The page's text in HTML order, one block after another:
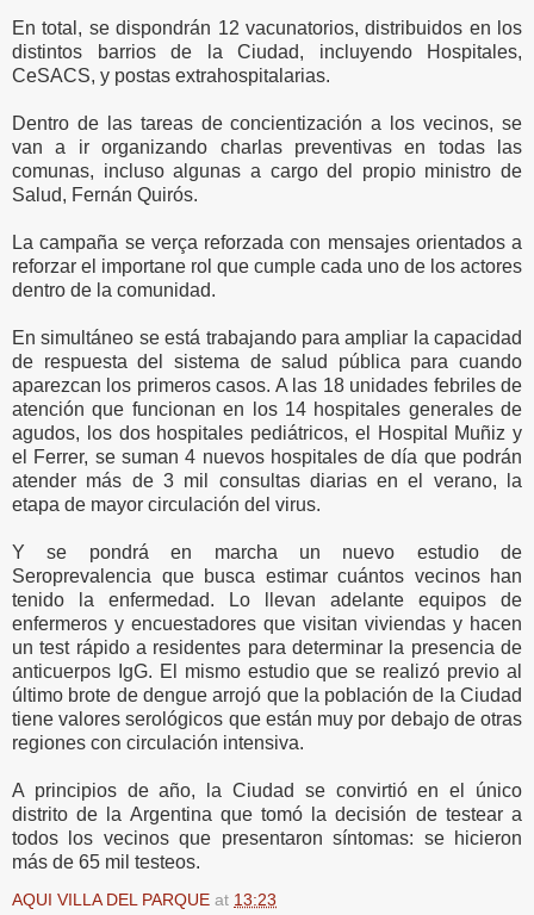
En total, se dispondrán 12 vacunatorios, distribuidos en los
distintos barrios de la Ciudad, incluyendo Hospitales,
CeSACS, y postas extrahospitalarias.
Dentro de las tareas de concientización a los vecinos, se
van a ir organizando charlas preventivas en todas las
comunas, incluso algunas a cargo del propio ministro de
Salud, Fernán Quirós.
La campaña se verça reforzada con mensajes orientados a
reforzar el importane rol que cumple cada uno de los actores
dentro de la comunidad.
En simultáneo se está trabajando para ampliar la capacidad
de respuesta del sistema de salud pública para cuando
aparezcan los primeros casos. A las 18 unidades febriles de
atención que funcionan en los 14 hospitales generales de
agudos, los dos hospitales pediátricos, el Hospital Muñiz y
el Ferrer, se suman 4 nuevos hospitales de día que podrán
atender más de 3 mil consultas diarias en el verano, la
etapa de mayor circulación del virus.
Y se pondrá en marcha un nuevo estudio de
Seroprevalencia que busca estimar cuántos vecinos han
tenido la enfermedad. Lo llevan adelante equipos de
enfermeros y encuestadores que visitan viviendas y hacen
un test rápido a residentes para determinar la presencia de
anticuerpos IgG. El mismo estudio que se realizó previo al
último brote de dengue arrojó que la población de la Ciudad
tiene valores serológicos que están muy por debajo de otras
regiones con circulación intensiva.
A principios de año, la Ciudad se convirtió en el único
distrito de la Argentina que tomó la decisión de testear a
todos los vecinos que presentaron síntomas: se hicieron
más de 65 mil testeos.
AQUI VILLA DEL PARQUE at 13:23